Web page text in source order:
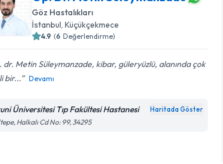
Göz Hastalıkları
İstanbul , Küçükçekmece
4.9 (6 Değerlendirme)
dr. Metin Süleymanzade, kibar, güleryüzlü, alanında çok
bir...
Devamı
Üniversitesi Tıp Fakültesi Hastanesi Haritada Göster
Halkalı Cd No: 99, 34295